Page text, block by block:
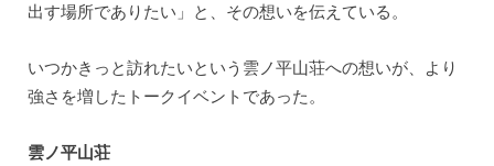
出す場所でありたい」と、その想いを伝えている。
いつかきっと訪れたいという雲ノ平山荘への想いが、より
強さを増したトークイベントであった。
雲ノ平山荘